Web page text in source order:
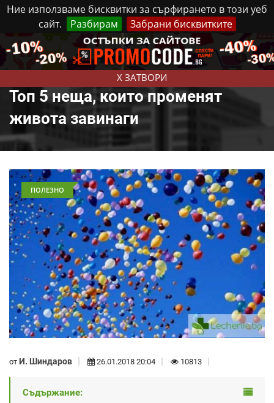
Ние използваме бисквитки за сърфирането в този уеб
сайт.
Разбирам Забрани бисквитките
X ЗАТВОРИ
Четвъртък, 6 Август, 2026 Реклама Контакти
Топ 5 неща, които променят
живота завинаги
ПОЛЕЗНО
от И. Шиндаров 26.01.2018 20:04 10813
Съдържание: